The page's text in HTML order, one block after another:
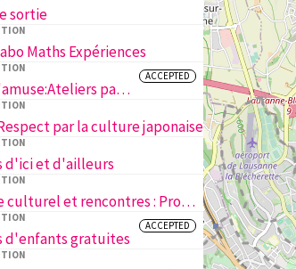
sortie
Maths Expériences
Jeu M'amuse:Ateliers parents-enfants
ACCEPTED
par la culture japonaise
d'ici et d'ailleurs
Voyage culturel et rencontres : Promouvoir l’inclusion, la diversité et le lien intergénérationnel
d'enfants gratuites
ACCEPTED